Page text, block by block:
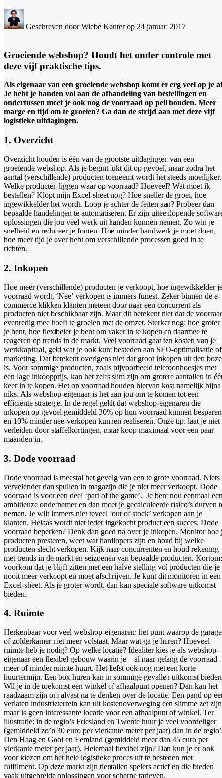
Geschreven door Wiebe Konterop 24 januari 2017
Groeiende webshop? Houdt het onder controle met
deze vijf praktische tips.
Als eigenaar van een groeiende webshop komt er erg veel op je
Je hebt je handen vol aan de afhandeling van bestellingen en
ondertussen moet je ook nog de voorraad op peil houden. Meer
marge en tijd om te groeien? Ga dan de strijd aan met deze vijf
logistieke uitdagingen.
1. Overzicht
Overzicht houden is één van de grootste uitdagingen van een
groeiende webshop. Als je begint lukt dit op gevoel, maar zodra het
aantal (verschillende) producten toeneemt wordt het steeds moeilijker.
Welke producten liggen waar op voorraad? Hoeveel? Wat moet ik
bestellen? Klopt mijn Excel-sheet nog? Hoe sneller de groei, hoe
ingewikkelder het wordt. Loop je achter de feiten aan? Probeer dan
bepaalde handelingen te automatiseren. Er zijn uiteenlopende
oplossingen die jou veel werk uit handen kunnen nemen. Zo win je
snelheid en reduceer je fouten. Hoe minder handwerk je moet doen,
hoe meer tijd je over hebt om verschillende processen goed in te
richten.
2. Inkopen
Hoe meer (verschillende) producten je verkoopt, hoe ingewikkelder je
voorraad wordt. ‘Nee’ verkopen is immers funest. Zeker binnen de e-
commerce klikken klanten meteen door naar een concurrent als
producten niet beschikbaar zijn. Maar dit betekent niet dat de
evenredig mee hoeft te groeien met de omzet. Sterker nog: hoe groter
je bent, hoe flexibeler je bent om vaker in te kopen en daarmee te
reageren op trends in de markt. Veel voorraad gaat ten kosten van je
werkkapitaal, geld wat je ook kunt besteden aan SEO-optimalisatie of
marketing. Dat betekent overigens niet dat groot inkopen uit den boze
is. Voor sommige producten, zoals bijvoorbeeld telefoonhoesjes met
een lage inkoopprijs, kan het zelfs slim zijn om grotere aantallen in
keer in te kopen. Het op voorraad houden hiervan kost namelijk bijna
niks. Als webshop-eigenaar is het aan jou om te komen tot een
efficiënte strategie. In de regel geldt dat webshop-eigenaren die
inkopen op gevoel gemiddeld 30% op hun voorraad kunnen besparen
en 10% minder nee-verkopen kunnen realiseren. Onze tip: laat je niet
verleiden door staffelkortingen, maar koop maximaal voor een paar
maanden in.
3. Dode voorraad
Dode voorraad is meestal het gevolg van een te grote voorraad. Niets
vervelender dan spullen in magazijn die je niet meer verkoopt. Dode
voorraad is voor een deel ‘part of the game’. Je bent nou eenmaal een
ambitieuze ondernemer en dan moet je gecalculeerde risico’s durven
nemen. Je wilt immers niet teveel ‘out of stock’ verkopen aan je
klanten. Helaas wordt niet ieder ingekocht product een succes. Dode
voorraad beperken? Denk dan goed na over je inkopen. Monitor hoe
producten presteren, weet wat hardlopers zijn en houd bij welke
producten slecht verkopen. Kijk naar concurrenten en houd rekening
met trends in de markt en seizoenen van bepaalde producten. Kortom:
voorkom dat je blijft zitten met een halve stelling vol producten die je
nooit meer verkoopt en moet afschrijven. Je kunt dit monitoren in een
Excel-sheet. Als je groter wordt, dan kan speciale software uitkomst
bieden.
4. Ruimte
Herkenbaar voor veel webshop-eigenaren: het punt waarop de garage
of zolderkamer niet meer volstaat. Maar wat ga je huren? Hoeveel
ruimte heb je nodig? Op welke locatie? Idealiter kies je als webshop-
eigenaar een flexibel gebouw waarin je – al naar gelang de voorraad
meer of minder ruimte huurt. Het liefst ook nog met een korte
huurtermijn. Een box huren kan in sommige gevallen uitkomst
Wil je in de toekomst een winkel of afhaalpunt openen? Dan kan het
raadzaam zijn om alvast na te denken over de locatie. Een pand op
verlaten industrieterrein kan uit kostenoverweging een slimme zet
maar is geen interessante locatie voor een afhaalpunt of winkel. Ter
illustratie: in de regio’s Friesland en Twente huur je veel voordeliger
(gemiddeld zo’n 30 euro per vierkante meter per jaar) dan in de
Den Haag en Gooi en Eemland (gemiddeld meer dan 45 euro per
vierkante meter per jaar). Helemaal flexibel zijn? Dan kun je er ook
voor kiezen om het hele logistieke proces uit te besteden met
fulfilment. Op deze markt zijn tientallen spelers actief en die bieden
vaak uitgebreide oplossingen voor scherpe tarieven.